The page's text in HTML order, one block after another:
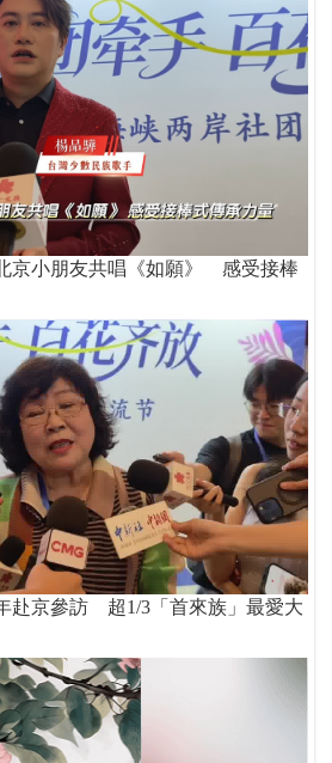
京小朋友共唱《如願》 感受接棒
赴京參訪 超1/3「首來族」最愛大